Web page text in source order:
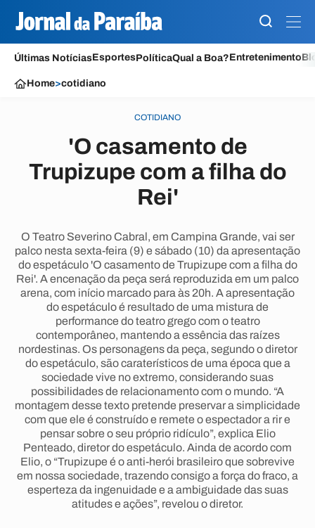
Últimas NotíciasEsportesPolíticaQual a Boa?Entretenimento
Home>cotidiano
COTIDIANO
'O casamento de
Trupizupe com a filha do
Rei'
O Teatro Severino Cabral, em Campina Grande, vai ser
palco nesta sexta-feira (9) e sábado (10) da apresentação
do espetáculo 'O casamento de Trupizupe com a filha do
Rei'. A encenação da peça será reproduzida em um palco
arena, com início marcado para às 20h. A apresentação
do espetáculo é resultado de uma mistura de
performance do teatro grego com o teatro
contemporâneo, mantendo a essência das raízes
nordestinas. Os personagens da peça, segundo o diretor
do espetáculo, são caraterísticos de uma época que a
sociedade vive no extremo, considerando suas
possibilidades de relacionamento com o mundo. “A
montagem desse texto pretende preservar a simplicidade
com que ele é construído e remete o espectador a rir e
pensar sobre o seu próprio ridículo”, explica Elio
Penteado, diretor do espetáculo. Ainda de acordo com
Elio, o “Trupizupe é o anti-herói brasileiro que sobrevive
em nossa sociedade, trazendo consigo a força do fraco, a
esperteza da ingenuidade e a ambiguidade das suas
atitudes e ações”, revelou o diretor.